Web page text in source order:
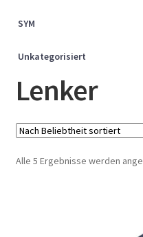
SYM
Unkategorisiert
Lenker
Alle 5 Ergebnisse werden